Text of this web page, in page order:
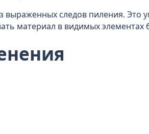
выраженных следов пиления. Это
материал в видимых